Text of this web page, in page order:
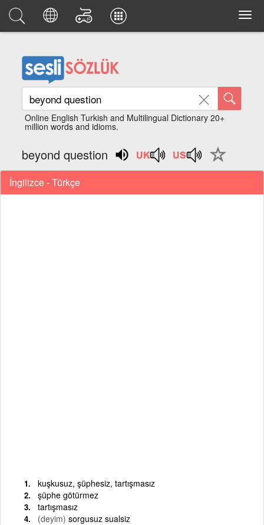
Online English Turkish and Multilingual Dictionary 20+
million words and idioms.
beyond question
İngilizce - Türkçe
kuşkusuz, şüphesiz, tartışmasız
şüphe götürmez
tartışmasız
(deyim) sorgusuz sualsiz